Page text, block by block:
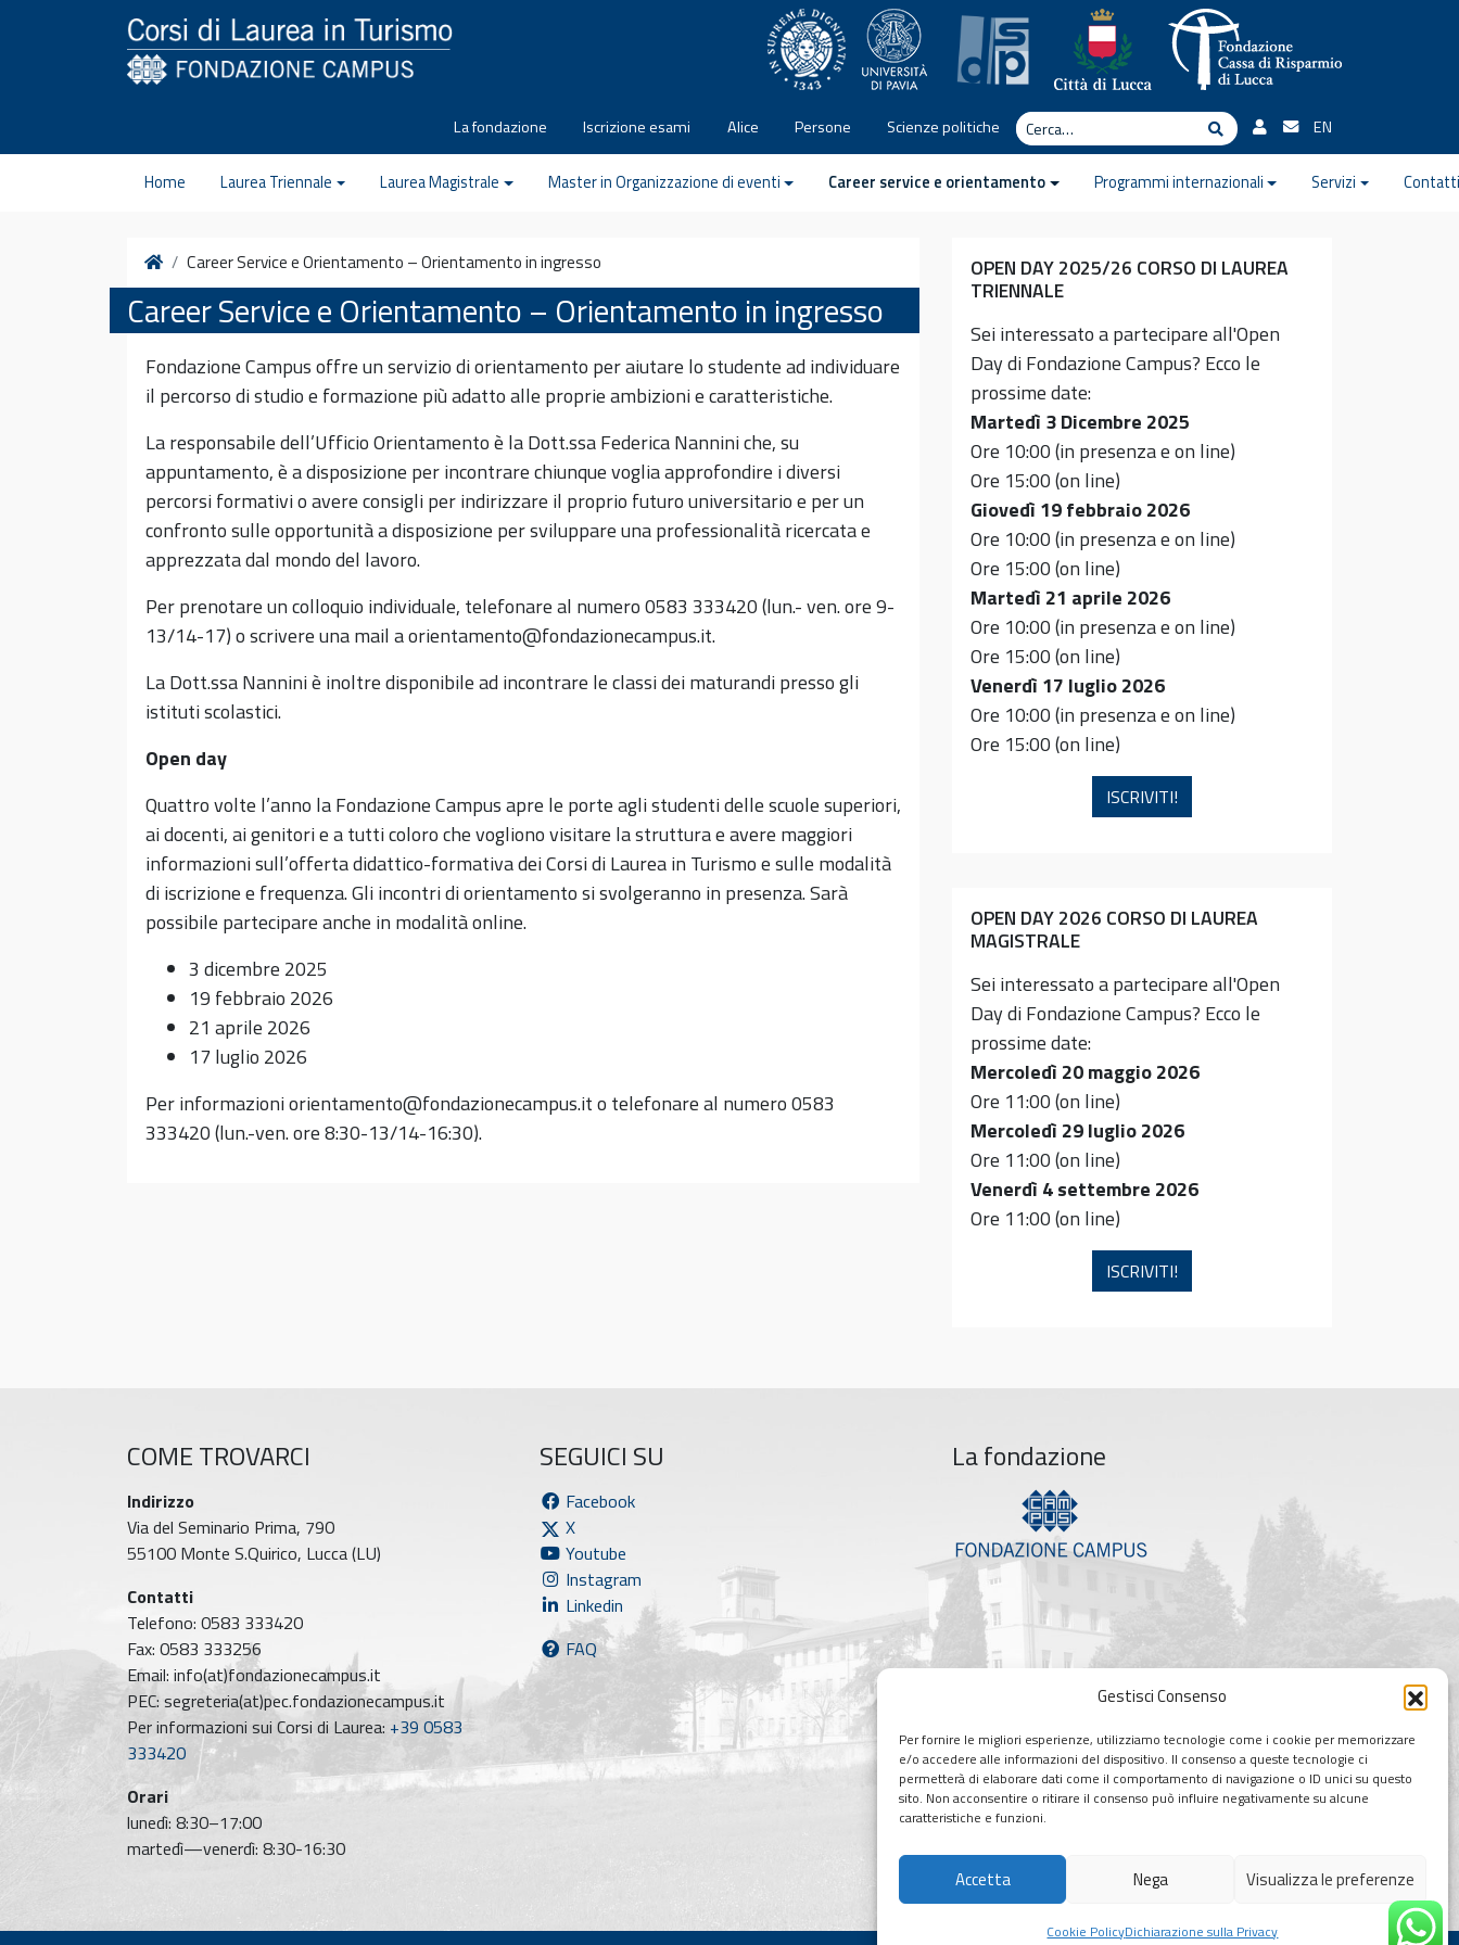
Gestisci Consenso
Per fornire le migliori esperienze, utilizziamo tecnologie come i cookie per memorizzare
e/o accedere alle informazioni del dispositivo. Il consenso a queste tecnologie ci
permetterà di elaborare dati come il comportamento di navigazione o ID unici su questo
sito. Non acconsentire o ritirare il consenso può influire negativamente su alcune
caratteristiche e funzioni.
Accetta Nega Visualizza le preferenze
Cookie PolicyDichiarazione sulla Privacy
Vai al contenuto
La fondazione Iscrizione esami Alice Persone Scienze politiche
Cerca
Cerca EN
Home Laurea Triennale Laurea Magistrale Master in Organizzazione di eventi Career service e orientamento Programmi internazionali Servizi
HomeCareer Service e Orientamento – Orientamento in ingresso
Career Service e Orientamento – Orientamento in ingresso
Fondazione Campus offre un servizio di orientamento per aiutare lo studente ad individuare
il percorso di studio e formazione più adatto alle proprie ambizioni e caratteristiche.
La responsabile dell’Ufficio Orientamento è la Dott.ssa Federica Nannini che, su
appuntamento, è a disposizione per incontrare chiunque voglia approfondire i diversi
percorsi formativi o avere consigli per indirizzare il proprio futuro universitario e per un
confronto sulle opportunità a disposizione per sviluppare una professionalità ricercata e
apprezzata dal mondo del lavoro.
Per prenotare un colloquio individuale, telefonare al numero 0583 333420 (lun.- ven. ore 9-
13/14-17) o scrivere una mail a orientamento@fondazionecampus.it.
La Dott.ssa Nannini è inoltre disponibile ad incontrare le classi dei maturandi presso gli
istituti scolastici.
Open day
Quattro volte l’anno la Fondazione Campus apre le porte agli studenti delle scuole superiori,
ai docenti, ai genitori e a tutti coloro che vogliono visitare la struttura e avere maggiori
informazioni sull’offerta didattico-formativa dei Corsi di Laurea in Turismo e sulle modalità
di iscrizione e frequenza. Gli incontri di orientamento si svolgeranno in presenza. Sarà
possibile partecipare anche in modalità online.
3 dicembre 2025
19 febbraio 2026
21 aprile 2026
17 luglio 2026
Per informazioni orientamento@fondazionecampus.it o telefonare al numero 0583
333420 (lun.-ven. ore 8:30-13/14-16:30).
OPEN DAY 2025/26 CORSO DI LAUREA
TRIENNALE
Sei interessato a partecipare all'Open
Day di Fondazione Campus? Ecco le
prossime date:
Martedì 3 Dicembre 2025
Ore 10:00 (in presenza e on line)
Ore 15:00 (on line)
Giovedì 19 febbraio 2026
Ore 10:00 (in presenza e on line)
Ore 15:00 (on line)
Martedì 21 aprile 2026
Ore 10:00 (in presenza e on line)
Ore 15:00 (on line)
Venerdì 17 luglio 2026
Ore 10:00 (in presenza e on line)
Ore 15:00 (on line)
ISCRIVITI!
OPEN DAY 2026 CORSO DI LAUREA
MAGISTRALE
Sei interessato a partecipare all'Open
Day di Fondazione Campus? Ecco le
prossime date:
Mercoledì 20 maggio 2026
Ore 11:00 (on line)
Mercoledì 29 luglio 2026
Ore 11:00 (on line)
Venerdì 4 settembre 2026
Ore 11:00 (on line)
ISCRIVITI!
COME TROVARCI
Indirizzo
Via del Seminario Prima, 790
55100 Monte S.Quirico, Lucca (LU)
Contatti
Telefono: 0583 333420
Fax: 0583 333256
Email: info(at)fondazionecampus.it
PEC: segreteria(at)pec.fondazionecampus.it
Per informazioni sui Corsi di Laurea: +39 0583
333420
Orari
lunedì: 8:30–17:00
martedì—venerdì: 8:30-16:30
SEGUICI SU
Facebook
X
Youtube
Instagram
Linkedin
FAQ
La fondazione